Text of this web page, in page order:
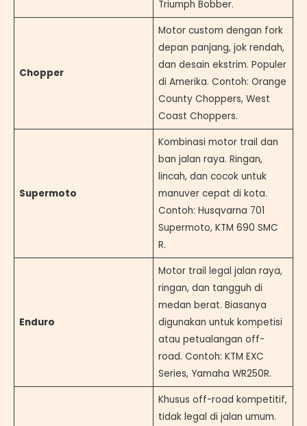
Triumph Bobber.
Chopper
Motor custom dengan fork
depan panjang, jok rendah,
dan desain ekstrim. Populer
di Amerika. Contoh: Orange
County Choppers, West
Coast Choppers.
Supermoto
Kombinasi motor trail dan
ban jalan raya. Ringan,
lincah, dan cocok untuk
manuver cepat di kota.
Contoh: Husqvarna 701
Supermoto, KTM 690 SMC
R.
Enduro
Motor trail legal jalan raya,
ringan, dan tangguh di
medan berat. Biasanya
digunakan untuk kompetisi
atau petualangan off-
road. Contoh: KTM EXC
Series, Yamaha WR250R.
Khusus off-road kompetitif,
tidak legal di jalan umum.